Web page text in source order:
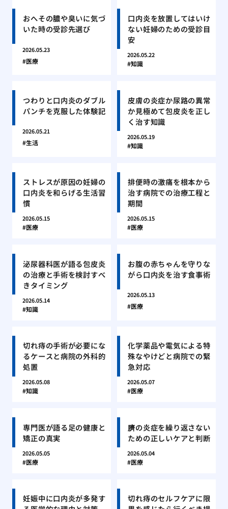
おへその膿や臭いに気づ
いた時の受診先選び
2026.05.23
医療
口内炎を放置してはいけ
ない妊婦のための受診目
安
2026.05.22
知識
つわりと口内炎のダブル
パンチを克服した体験記
2026.05.21
生活
皮膚の炎症か尿路の異常
か見極めて包皮炎を正し
く治す知識
2026.05.19
知識
ストレスが原因の妊婦の
口内炎を和らげる生活習
慣
2026.05.15
医療
排便時の激痛を根本から
治す病院での治療工程と
期間
2026.05.15
医療
泌尿器科医が語る包皮炎
の治療と手術を検討すべ
きタイミング
2026.05.14
知識
お腹の赤ちゃんを守りな
がら口内炎を治す食事術
2026.05.13
医療
切れ痔の手術が必要にな
るケースと病院の外科的
処置
2026.05.08
知識
化学薬品や電気による特
殊なやけどと病院での緊
急対応
2026.05.07
医療
専門医が語る足の健康と
矯正の真実
2026.05.05
医療
臍の炎症を繰り返さない
ための正しいケアと判断
2026.05.04
医療
妊娠中に口内炎が多発す
切れ痔のセルフケアに限